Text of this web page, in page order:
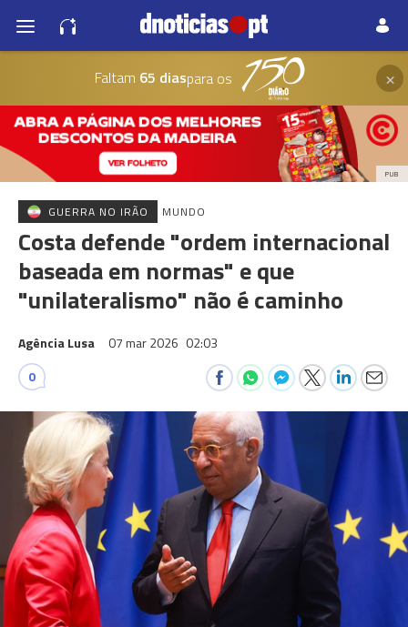
Faltam 65 diaspara os ×
PUB
GUERRA NO IRÃO MUNDO
Costa defende "ordem internacional
baseada em normas" e que
"unilateralismo" não é caminho
Agência Lusa 07 mar 2026 02:03
0